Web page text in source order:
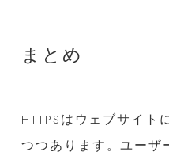
まとめ
HTTPSはウェブサイト
つつあります。ユーザ